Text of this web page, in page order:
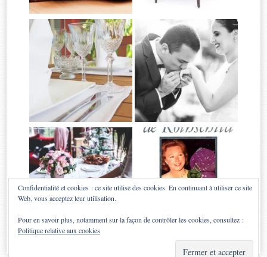
Confidentialité et cookies : ce site utilise des cookies. En continuant à utiliser ce site
Web, vous acceptez leur utilisation.
Pour en savoir plus, notamment sur la façon de contrôler les cookies, consultez :
Politique relative aux cookies